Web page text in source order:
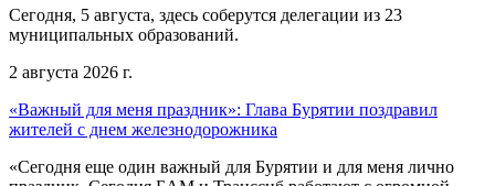
Сегодня, 5 августа, здесь соберутся делегации из 23
муниципальных образований.
2 августа 2026 г.
«Важный для меня праздник»: Глава Бурятии поздравил
жителей с днем железнодорожника
«Сегодня еще один важный для Бурятии и для меня лично